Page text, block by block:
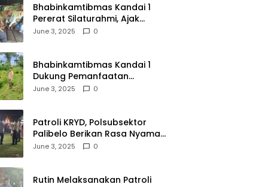
Bhabinkamtibmas Kandai 1
Pererat Silaturahmi, Ajak
Warga Jaga Keamanan
June 3, 2025 0
Bhabinkamtibmas Kandai 1
Dukung Pemanfaatan
Pekarangan untuk Ketahanan
June 3, 2025 0
Patroli KRYD, Polsubsektor
Palibelo Berikan Rasa Nyaman
Bagi Masyarakat dan
June 3, 2025 0
Rutin Melaksanakan Patroli